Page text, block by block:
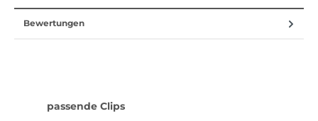
Bewertungen
Produktgalerie überspringen
passende Clips